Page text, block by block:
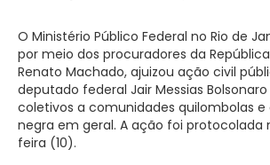
O Ministério Público Federal no Rio de
por meio dos procuradores da
Renato Machado, ajuizou ação civil
deputado federal Jair Messias
coletivos a comunidades quilombolas e
negra em geral. A ação foi protocolada
feira (10).